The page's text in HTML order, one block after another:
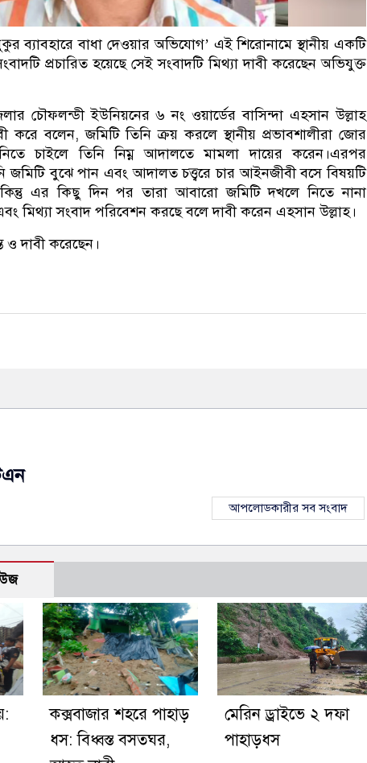
ব্যাবহারে বাধা দেওয়ার অভিযোগ’ এই শিরোনামে স্থানীয় একটি
প্রচারিত হয়েছে সেই সংবাদটি মিথ্যা দাবী করেছেন অভিযুক্ত
চৌফলন্ডী ইউনিয়নের ৬ নং ওয়ার্ডের বাসিন্দা এহসান উল্লাহ
করে বলেন, জমিটি তিনি ক্রয় করলে স্থানীয় প্রভাবশালীরা জোর
চাইলে তিনি নিম্ন আদালতে মামলা দায়ের করেন।এরপর
জমিটি বুঝে পান এবং আদালত চত্ত্বরে চার আইনজীবী বসে বিষয়টি
এর কিছু দিন পর তারা আবারো জমিটি দখলে নিতে নানা
মিথ্যা সংবাদ পরিবেশন করছে বলে দাবী করেন এহসান উল্লাহ।
ও দাবী করেছেন।
আপলোডকারীর সব সংবাদ
কক্সবাজার শহরে পাহাড়
ধস: বিধ্বস্ত বসতঘর,
মেরিন ড্রাইভে ২ দফা
পাহাড়ধস